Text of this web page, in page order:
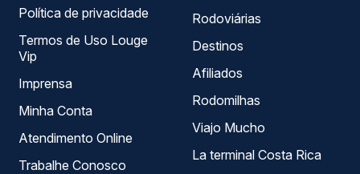
Política de privacidade
Termos de Uso Louge
Vip
Imprensa
Minha Conta
Atendimento Online
Trabalhe Conosco
Rodoviárias
Destinos
Afiliados
Rodomilhas
Viajo Mucho
La terminal Costa Rica